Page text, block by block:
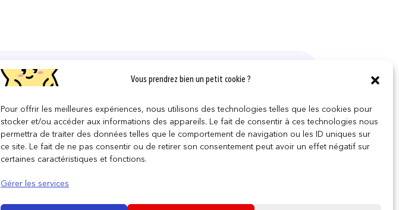
Vous prendrez bien un petit cookie ?
Pour offrir les meilleures expériences, nous utilisons des technologies telles que les cookies pour
stocker et/ou accéder aux informations des appareils. Le fait de consentir à ces technologies nous
permettra de traiter des données telles que le comportement de navigation ou les ID uniques sur
ce site. Le fait de ne pas consentir ou de retirer son consentement peut avoir un effet négatif sur
certaines caractéristiques et fonctions.
Gérer les services